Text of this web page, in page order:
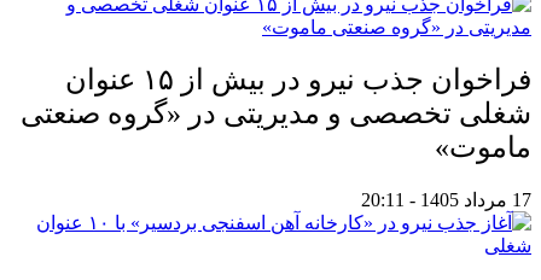
فراخوان جذب نیرو در بیش از ۱۵ عنوان
شغلی تخصصی و مدیریتی در «گروه صنعتی
ماموت»
17 مرداد 1405 - 20:11